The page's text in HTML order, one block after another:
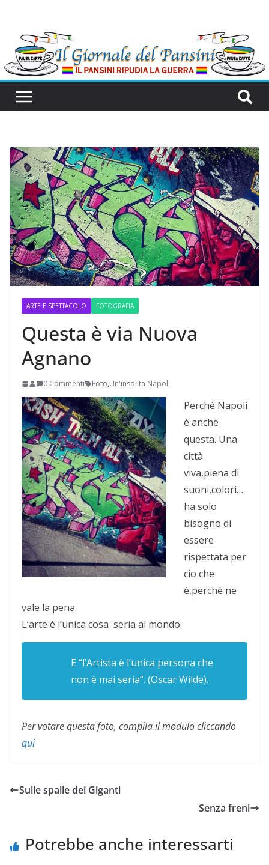
ARTE E SPETTACOLO FOTOGRAFIA
Questa è via Nuova
Agnano
0 Commenti Foto,Un'insolita Napoli
Perché Napoli
è anche
questa. Una
città
viva,piena di
suoni,colori…
ha solo
bisogno di
essere
rispettata per
cio che
è,perché ne
vale la pena.
L’arte è l’unica cosa seria al mondo.
E “l’Artista è l’unica persona che
non è mai seria”. (Oscar Wilde).
Per votare questa foto, compila il modulo cliccando
qui
Sulle spalle dei Giganti
Senza freni
Potrebbe anche interessarti